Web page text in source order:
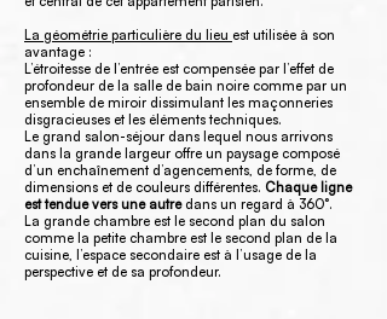
La géométrie particulière du lieu est utilisée à son
avantage :
L’étroitesse de l’entrée est compensée par l’effet de
profondeur de la salle de bain noire comme par un
ensemble de miroir dissimulant les maçonneries
disgracieuses et les éléments techniques.
Le grand salon-séjour dans lequel nous arrivons
dans la grande largeur offre un paysage composé
d’un enchaînement d’agencements, de forme, de
dimensions et de couleurs différentes. Chaque ligne
est tendue vers une autredans un regard à 360°.
La grande chambre est le second plan du salon
comme la petite chambre est le second plan de la
cuisine, l’espace secondaire est à l’usage de la
perspective et de sa profondeur.